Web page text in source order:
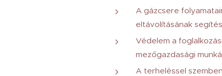
A gázcsere
eltávolításának
Védelem a
mezőgazdasági
A terheléssel